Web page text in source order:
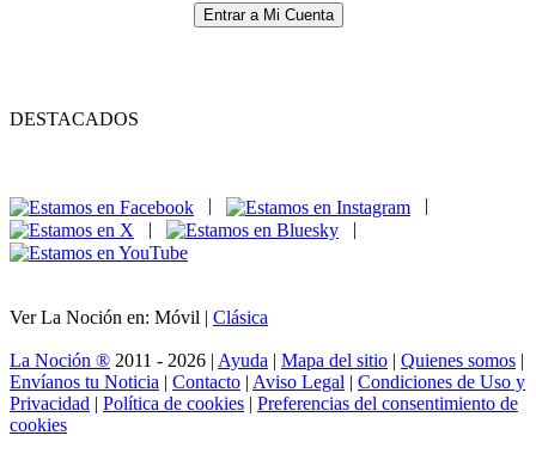
Entrar a Mi Cuenta
DESTACADOS
|
|
Ver La Noción en: Móvil | Clásica
La Noción ® 2011 - 2026 | Ayuda | Mapa del sitio | Quienes somos |
Envíanos tu Noticia | Contacto | Aviso Legal | Condiciones de Uso y
Privacidad | Política de cookies | Preferencias del consentimiento de
cookies